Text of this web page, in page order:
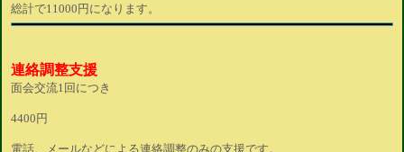
総計で11000円になります。
連絡調整支援
面会交流1回につき
4400円
電話、メールなどによる連絡調整のみの支援です。